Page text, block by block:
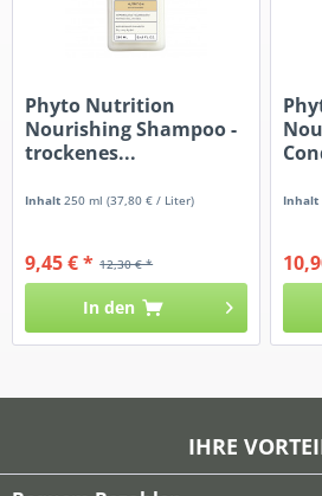
Phyto Nutrition
Nourishing Shampoo -
trockenes...
Inhalt 250 ml(37,80 € / Liter)
12,30 € *
9,45 € *
In den
Inhalt
IHRE